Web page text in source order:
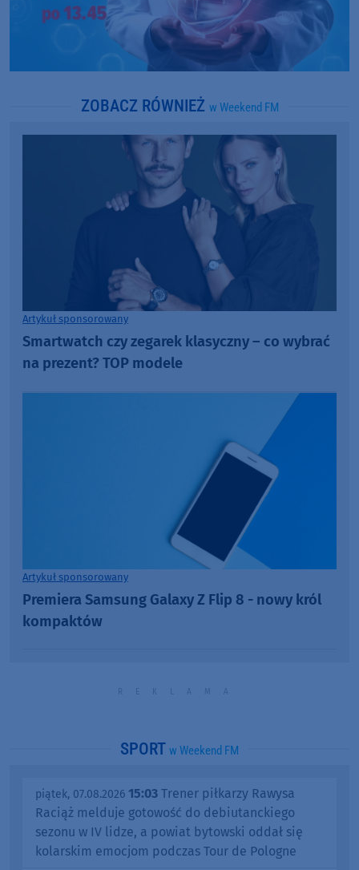
ZOBACZ RÓWNIEŻ w Weekend FM
Artykuł sponsorowany
Smartwatch czy zegarek klasyczny – co wybrać
na prezent? TOP modele
Artykuł sponsorowany
Premiera Samsung Galaxy Z Flip 8 - nowy król
kompaktów
SPORT w Weekend FM
piątek, 07.08.2026 15:03 Trener piłkarzy Rawysa
Raciąż melduje gotowość do debiutanckiego
sezonu w IV lidze, a powiat bytowski oddał się
kolarskim emocjom podczas Tour de Pologne